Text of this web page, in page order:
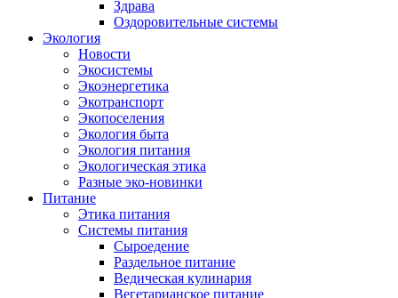
Здрава
Оздоровительные системы
Экология
Новости
Экосистемы
Экоэнергетика
Экотранспорт
Экопоселения
Экология быта
Экология питания
Экологическая этика
Разные эко-новинки
Питание
Этика питания
Системы питания
Сыроедение
Раздельное питание
Ведическая кулинария
Вегетарианское питание